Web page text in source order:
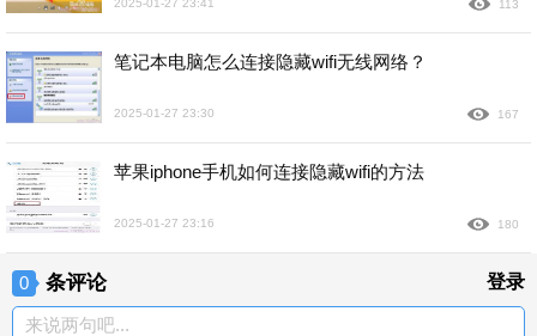
2025-01-27 23:41 113
笔记本电脑怎么连接隐藏wifi无线网络？
2025-01-27 23:30 167
苹果iphone手机如何连接隐藏wifi的方法
2025-01-27 23:16 180
0 条评论 登录
来说两句吧...